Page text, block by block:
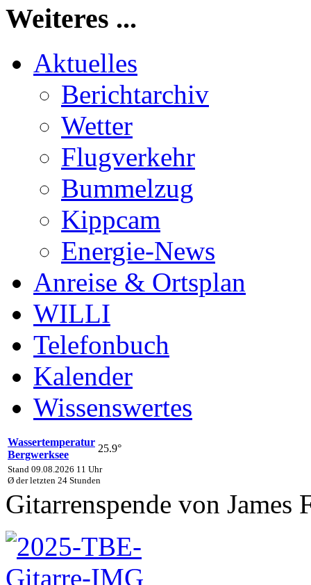
Weiteres ...
Aktuelles
Berichtarchiv
Wetter
Flugverkehr
Bummelzug
Kippcam
Energie-News
Anreise & Ortsplan
WILLI
Telefonbuch
Kalender
Wissenswertes
Wassertemperatur
Bergwerksee
25.9°
Stand 09.08.2026 11 Uhr
Ø der letzten 24 Stunden
Gitarrenspende von James